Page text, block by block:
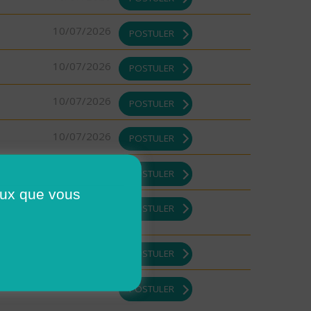
10/07/2026 POSTULER
10/07/2026 POSTULER
10/07/2026 POSTULER
10/07/2026 POSTULER
POSTULER
POSTULER
POSTULER
POSTULER
que vous